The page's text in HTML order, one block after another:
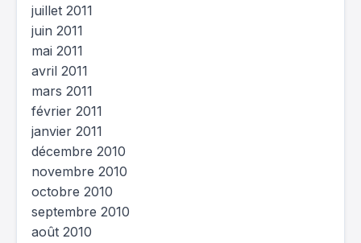
juillet 2011
juin 2011
mai 2011
avril 2011
mars 2011
février 2011
janvier 2011
décembre 2010
novembre 2010
octobre 2010
septembre 2010
août 2010